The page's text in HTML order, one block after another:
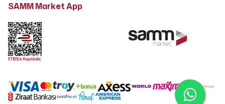
SAMM Market App